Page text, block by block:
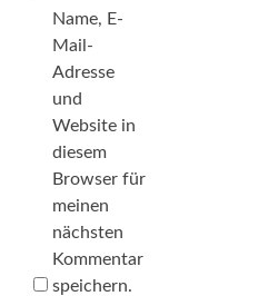
Name, E-
Mail-
Adresse
und
Website in
diesem
Browser für
meinen
nächsten
Kommentar
speichern.